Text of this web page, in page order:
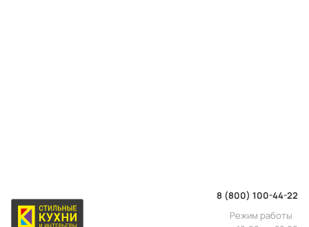
8 (800) 100-44-22
Режим работы